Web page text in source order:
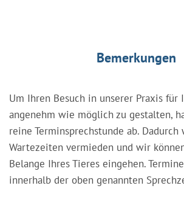
Bemerkungen
Um Ihren Besuch in unserer Praxis für
angenehm wie möglich zu gestalten,
reine Terminsprechstunde ab.
Wartezeiten vermieden und wir
Belange Ihres Tieres eingehen.
innerhalb der oben genannten